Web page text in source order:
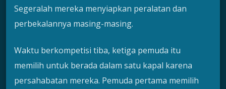
Segeralah mereka menyiapkan peralatan dan
perbekalannya masing-masing.
Waktu berkompetisi tiba, ketiga pemuda itu
memilih untuk berada dalam satu kapal karena
persahabatan mereka. Pemuda pertama memilih